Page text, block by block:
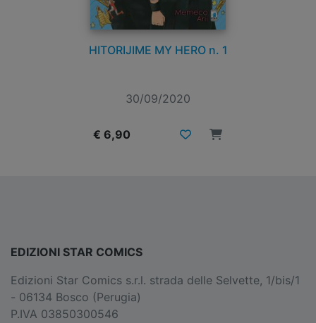
HITORIJIME MY HERO n. 1
30/09/2020
€ 6,90
EDIZIONI STAR COMICS
Edizioni Star Comics s.r.l. strada delle Selvette, 1/bis/1
- 06134 Bosco (Perugia)
P.IVA 03850300546